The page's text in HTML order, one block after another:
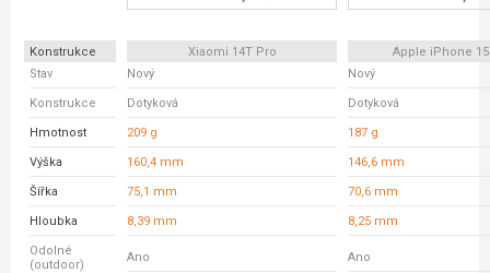
Konstrukce Xiaomi 14T Pro
Apple iPhone
Stav
Nový Nový
Konstrukce Dotyková Dotyková
Hmotnost 209 g 187 g
Výška 160,4 mm 146,6 mm
Šířka 75,1 mm 70,6 mm
Hloubka 8,39 mm 8,25 mm
Odolné
(outdoor)
Ano Ano